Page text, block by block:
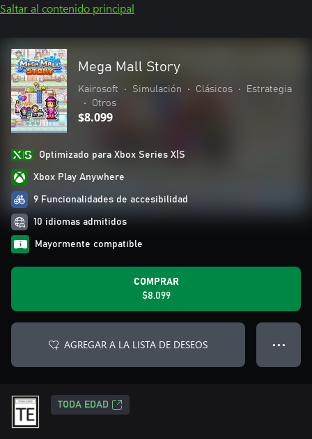
Saltar al contenido principal
Mega Mall Story
Kairosoft • Simulación • Clásicos •
Estrategia
•
Otros
$8.099
Optimizado para Xbox Series X|S
Xbox Play Anywhere
9 Funcionalidades de accesibilidad
10 idiomas admitidos
Mayormente compatible
COMPRAR
$8.099
AGREGAR A LA LISTA DE DESEOS ● ● ●
TODA EDAD